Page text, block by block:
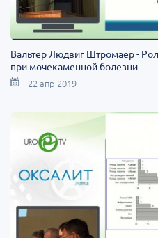
Вальтер Людвиг Штромаер -
при мочекаменной болезни
22 апр 2019